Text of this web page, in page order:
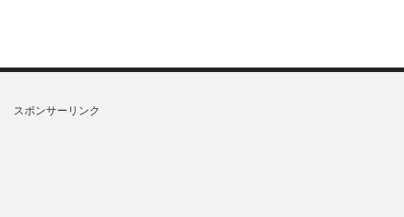
スポンサーリンク